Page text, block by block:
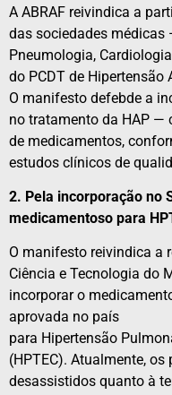
A ABRAF reivindica a
das sociedades médicas
Pneumologia, Cardiologia
do PCDT de Hipertensão
O manifesto defebde a
no tratamento da HAP —
de medicamentos,
estudos clínicos de
2. Pela incorporação no
medicamentoso para
O manifesto reivindica a
Ciência e Tecnologia do
incorporar o
aprovada no país
para Hipertensão
(HPTEC). Atualmente, os
desassistidos quanto à